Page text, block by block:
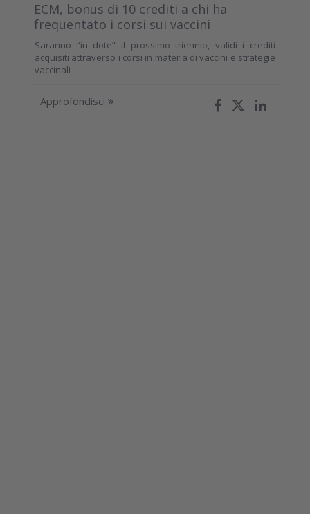
ECM, bonus di 10 crediti a chi ha
frequentato i corsi sui vaccini
Saranno “in dote” il prossimo triennio, validi i crediti
acquisiti attraverso i corsi in materia di vaccini e strategie
vaccinali
Approfondisci